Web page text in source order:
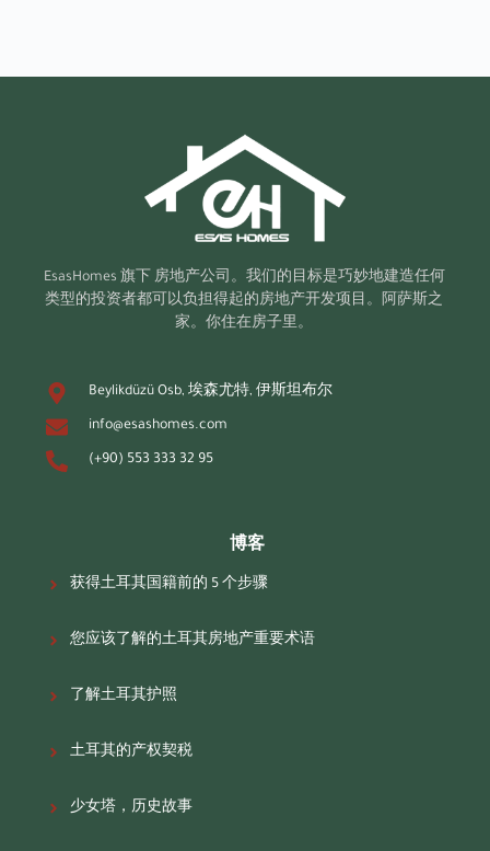
EsasHomes 旗下 房地产公司。我们的目标是巧妙地建造任何
类型的投资者都可以负担得起的房地产开发项目。阿萨斯之
家。你住在房子里。
Beylikdüzü Osb, 埃森尤特, 伊斯坦布尔
info@esashomes.com
(+90) 553 333 32 95
博客
获得土耳其国籍前的 5 个步骤
您应该了解的土耳其房地产重要术语
了解土耳其护照
土耳其的产权契税
少女塔，历史故事